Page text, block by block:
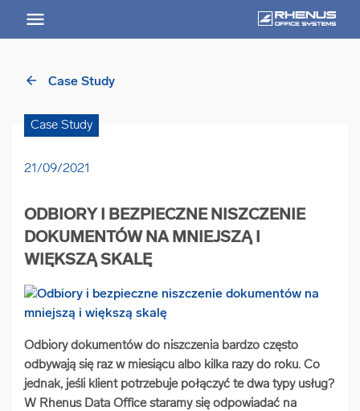
PL
Niszczenie nośników informacji
Archiwizowanie dokumentów
Usługi digitalizacjyjne arrow_forward
arrow_back Case Study
Case Study
21/09/2021
ODBIORY I BEZPIECZNE NISZCZENIE
DOKUMENTÓW NA MNIEJSZĄ I
WIĘKSZĄ SKALĘ
Odbiory dokumentów do niszczenia bardzo często
odbywają się raz w miesiącu albo kilka razy do roku. Co
jednak, jeśli klient potrzebuje połączyć te dwa typy usług?
W Rhenus Data Office staramy się odpowiadać na